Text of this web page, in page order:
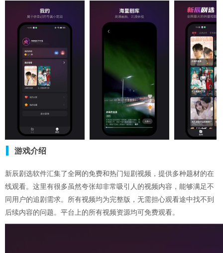
游戏介绍
新辰剧选软件汇集了全网的免费和热门短剧视频，提供多种题材的在
线观看。这里有很多虽然夸张却非常吸引人的视频内容，能够满足不
同用户的追剧需求。所有视频均为完整版，无需担心观看途中找不到
后续内容的问题。平台上的所有视频资源均可免费观看。